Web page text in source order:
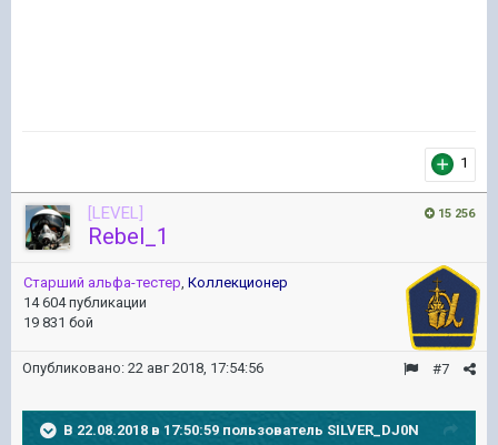
1
15 256
[LEVEL]
Rebel_1
Старший альфа-тестер, Коллекционер
14 604 публикации
19 831 бой
#7
Опубликовано: 22 авг 2018, 17:54:56
В 22.08.2018 в 17:50:59 пользователь SILVER_DJ0N